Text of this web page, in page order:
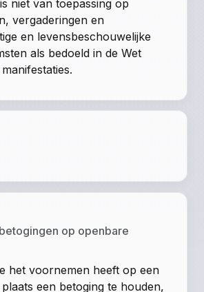
niet van toepassing op
vergaderingen en
en levensbeschouwelijke
als bedoeld in de Wet
op openbare
het voornemen heeft op een
een betoging te houden,